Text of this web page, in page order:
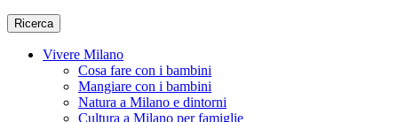
Ricerca
Vivere Milano
Cosa fare con i bambini
Mangiare con i bambini
Natura a Milano e dintorni
Cultura a Milano per famiglie